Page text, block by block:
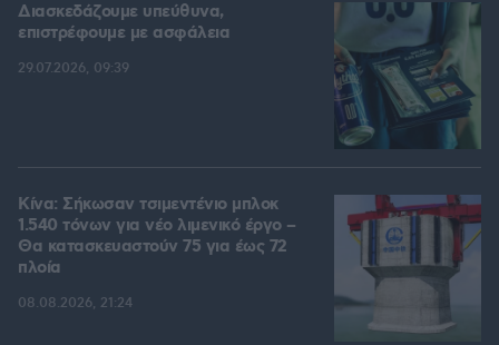
Διασκεδάζουμε υπεύθυνα,
επιστρέφουμε με ασφάλεια
29.07.2026, 09:39
Κίνα: Σήκωσαν τσιμεντένιο μπλοκ
1.540 τόνων για νέο λιμενικό έργο –
Θα κατασκευαστούν 75 για έως 72
πλοία
08.08.2026, 21:24